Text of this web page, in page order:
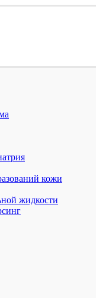
кожи
жидкости